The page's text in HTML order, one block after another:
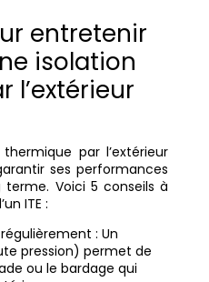
entretenir
isolation
l’extérieur
thermique par l’extérieur
ses performances
Voici 5 conseils à
ITE :
: Un
pression) permet de
ou le bardage qui